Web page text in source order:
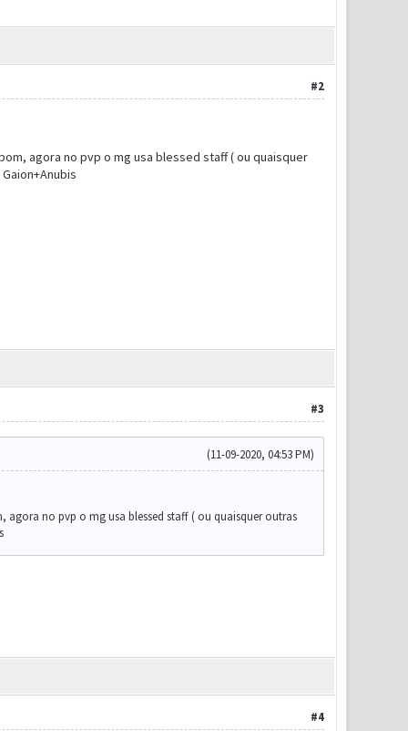
#2
agora no pvp o mg usa blessed staff ( ou quaisquer
#3
(11-09-2020, 04:53 PM)
no pvp o mg usa blessed staff ( ou quaisquer outras
#4